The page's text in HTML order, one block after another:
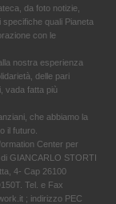
da foto notizie,
quali Pianeta
con le
nostra esperienza
delle pari
vada fatta più
che abbiamo la
il futuro.
Center per
GIANCARLO STORTI
4- Cap 26100
Tel. e Fax
; indirizzo PEC